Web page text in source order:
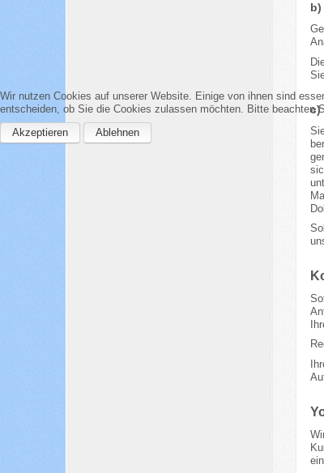
c)
Wir nutzen Cookies auf unserer Website. Einige von ihnen sind
entscheiden, ob Sie die Cookies zulassen möchten. Bitte beachten
Akzeptieren
Ablehnen